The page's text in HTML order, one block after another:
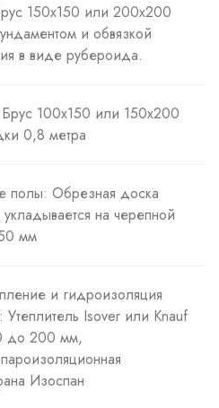
150х150 или 200х200
и обвязкой
в виде рубероида.
100х150 или 150х200
0,8 метра
полы: Обрезная доска
на черепной
мм
и гидроизоляция
Утеплитель Isover или Knauf
до 200 мм,
Изоспан